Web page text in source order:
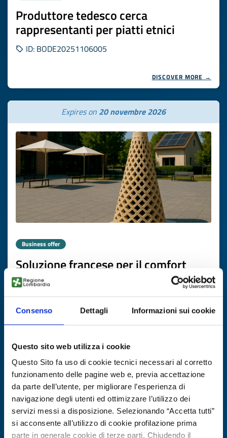
Consenso Dettagli Informazioni sui cookie
Questo sito web utilizza i cookie
Questo Sito fa uso di cookie tecnici necessari al corretto
funzionamento delle pagine web e, previa accettazione
da parte dell’utente, per migliorare l’esperienza di
navigazione degli utenti ed ottimizzare l’utilizzo dei
servizi messi a disposizione. Selezionando “Accetta tutti”
si acconsente all’utilizzo di cookie profilazione prima
parte in generale cookie di terze parti. Chiudendo il
Produttore tedesco cerca
rappresentanti per piatti etnici
ID: BODE20251106005
DISCOVER MORE →
Expires on 20 novembre 2026
Business offer
Soluzione francese per il comfort
termico sostenibile
ID: BOFR20251104012
DISCOVER MORE →
Expires on20 novembre 2026